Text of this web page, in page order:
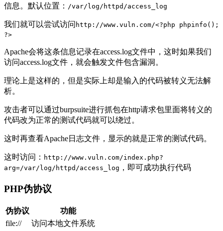
信息。默认位置： /var/log/httpd/access_log
我们就可以尝试访问 http://www.vuln.com/<?php phpinfo();
?>
Apache会将这条信息记录在access.log文件中，这时如果我们
访问access.log文件，就会触发文件包含漏洞。
理论上是这样的，但是实际上却是输入的代码被转义无法解
析。
攻击者可以通过burpsuite进行抓包在http请求包里面将转义的
代码改为正常的测试代码就可以绕过。
这时再查看Apache日志文件，显示的就是正常的测试代码。
这时访问： http://www.vuln.com/index.php?
arg=/var/log/httpd/access_log ，即可成功执行代码
PHP伪协议
伪协议
功能
file://
访问本地文件系统